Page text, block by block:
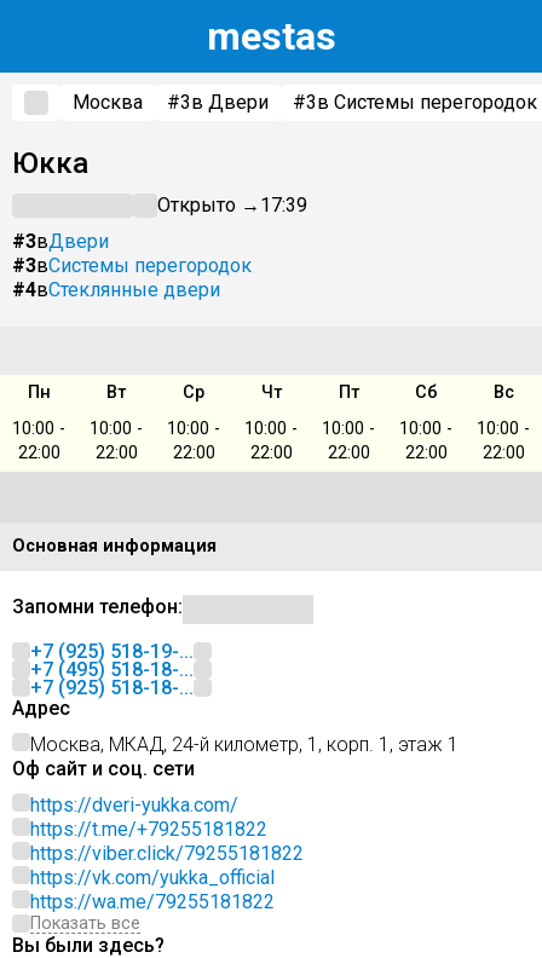
mestas
Москва #3в Двери #3в Системы перегородок
Юкка
Открыто → 17:39
#3вДвери
#3вСистемы перегородок
#4вСтеклянные двери
Пн Вт Ср Чт Пт Сб
Вс
10:00 -
22:00
10:00 -
22:00
10:00 -
22:00
10:00 -
22:00
10:00 -
22:00
10:00 -
22:00
10:00 -
22:00
Основная информация
Запомни телефон:
+7 (925) 518-19-...
+7 (495) 518-18-...
+7 (925) 518-18-...
Адрес
Москва, МКАД, 24-й километр, 1, корп. 1, этаж 1
Оф сайт и соц. сети
https://dveri-yukka.com/
https://t.me/+79255181822
https://viber.click/79255181822
https://vk.com/yukka_official
https://wa.me/79255181822
Показать все
Вы были здесь?